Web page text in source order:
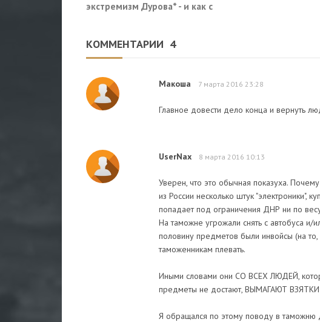
экстремизм Дурова* - и как с
КОММЕНТАРИИ 4
Макоша 7 марта 2016 23:28
Главное довести дело конца и вернуть
UserNax 8 марта 2016 10:13
Уверен, что это обычная показуха.
из России несколько штук "электроники",
попадает под ограничения ДНР ни по
На таможне угрожали снять с автобуса и/
половину предметов были инвойсы (на то,
таможенникам плевать.
Иными словами они СО ВСЕХ ЛЮДЕЙ,
предметы не достают, ВЫМАГАЮТ
Я обращался по этому поводу в таможню